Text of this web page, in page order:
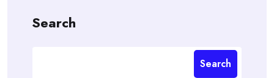
Search
Search